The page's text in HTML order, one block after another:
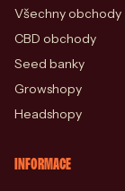
Všechny obchody
CBD obchody
Seed banky
Growshopy
Headshopy
INFORMACE